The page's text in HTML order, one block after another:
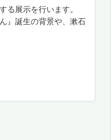
る展示を行います。
』誕生の背景や、漱石